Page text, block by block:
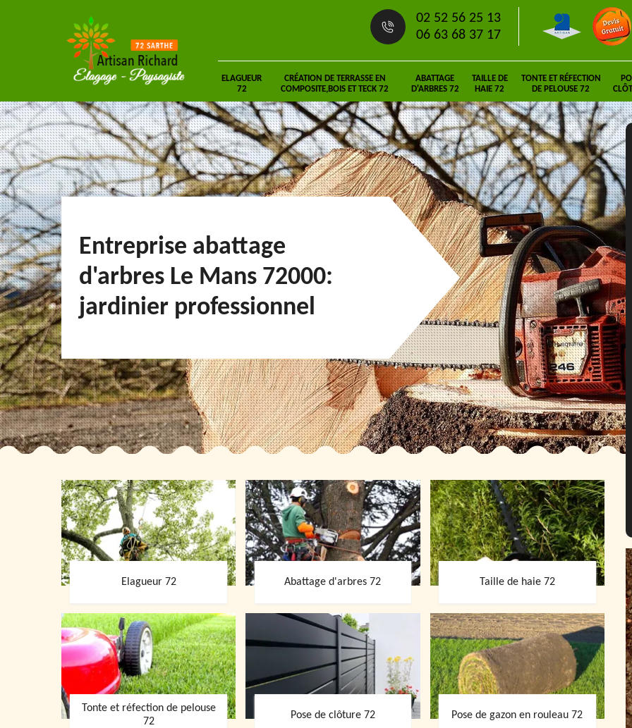
02 52 56 25 13
06 63 68 37 17
ELAGUEUR
72
CRÉATION DE TERRASSE EN
COMPOSITE,BOIS ET TECK 72
ABATTAGE
D'ARBRES 72
TAILLE DE
HAIE 72
TONTE ET RÉFECTION
DE PELOUSE 72
Entreprise abattage
d'arbres Le Mans 72000:
jardinier professionnel
Elagueur 72 Abattage d'arbres 72 Taille de haie 72
Tonte et réfection de pelouse
72
Pose de clôture 72 Pose de gazon en rouleau 72